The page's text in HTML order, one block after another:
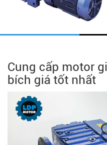
Cung cấp motor
bích giá tốt nhất